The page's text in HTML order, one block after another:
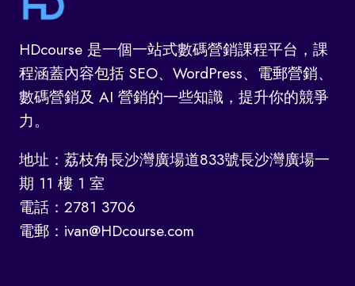
SITEGROUND,
MEDIATEMPLE,
WPENGINE,
KINSTA)
HDcourse 是一個一站式數碼營銷課程平台，課
程涵蓋內容包括 SEO、WordPress、電郵營銷、
數碼營銷及 AI 營銷的一些知識，提升你的競爭
力。
地址：荔枝角長沙灣廣場道833號長沙灣廣場一
期 11 樓 1 室
電話：2781 3706
電郵：ivan@HDcourse.com